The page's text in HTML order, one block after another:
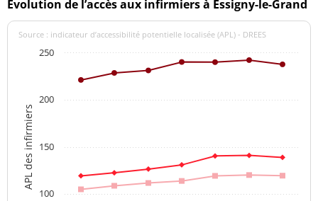
Evolution de l’accès aux infirmiers à Essigny-le-Grand
APL des infirmiers
Source : indicateur d’accessibilité potentielle localisée (APL) - DREES
100
150
200
250